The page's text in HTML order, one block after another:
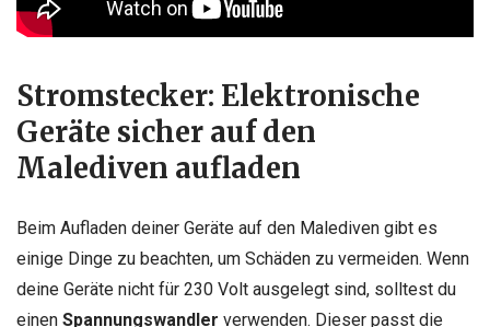
Stromstecker: Elektronische
Geräte sicher auf den
Malediven aufladen
Beim Aufladen deiner Geräte auf den Malediven gibt es
einige Dinge zu beachten, um Schäden zu vermeiden. Wenn
deine Geräte nicht für 230 Volt ausgelegt sind, solltest du
einen Spannungswandler verwenden. Dieser passt die